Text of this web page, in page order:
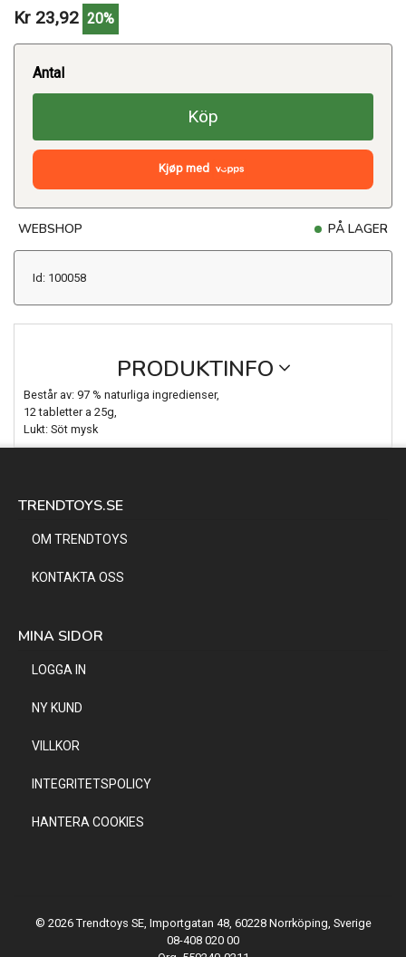
Kr 23,92 20%
Antal
Köp
Kjøp med
WEBSHOP PÅ LAGER
Id: 100058
PRODUKTINFO
Består av: 97 % naturliga ingredienser,
12 tabletter a 25g,
Lukt: Söt mysk
TRENDTOYS.SE
OM TRENDTOYS
KONTAKTA OSS
MINA SIDOR
LOGGA IN
NY KUND
VILLKOR
INTEGRITETSPOLICY
HANTERA COOKIES
© 2026 Trendtoys SE, Importgatan 48, 60228 Norrköping, Sverige
08-408 020 00